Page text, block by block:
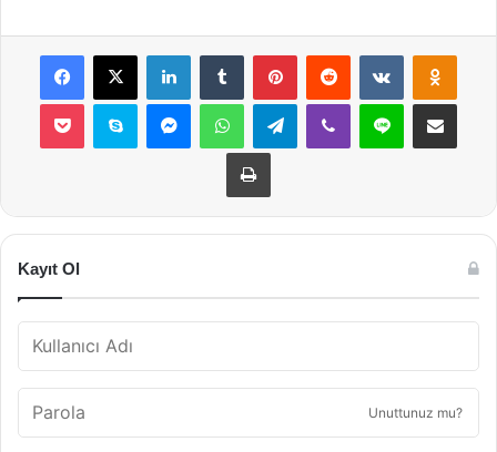
Facebook
X LinkedInTumblr PinterestReddit VKontakte
Pocket Skype MessengerWhatsAppTelegramViber Line E-Posta ile
Yazdır
Kayıt Ol
Unuttunuz mu?